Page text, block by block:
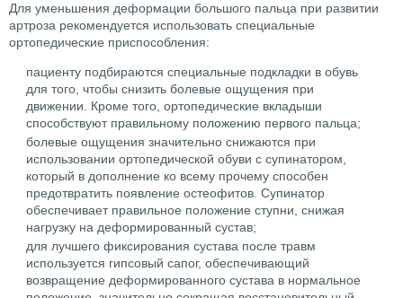
Для уменьшения деформации большого пальца при развитии
артроза рекомендуется использовать специальные
ортопедические приспособления:
пациенту подбираются специальные подкладки в обувь
для того, чтобы снизить болевые ощущения при
движении. Кроме того, ортопедические вкладыши
способствуют правильному положению первого пальца;
болевые ощущения значительно снижаются при
использовании ортопедической обуви с супинатором,
который в дополнение ко всему прочему способен
предотвратить появление остеофитов. Супинатор
обеспечивает правильное положение ступни, снижая
нагрузку на деформированный сустав;
для лучшего фиксирования сустава после травм
используется гипсовый сапог, обеспечивающий
возвращение деформированного сустава в нормальное